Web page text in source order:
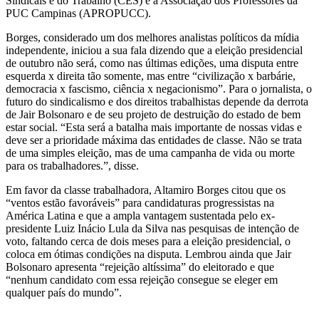
PUC Campinas (APROPUCC).
Borges, considerado um dos melhores analistas políticos da mídia
independente, iniciou a sua fala dizendo que a eleição presidencial
de outubro não será, como nas últimas edições, uma disputa entre
esquerda x direita tão somente, mas entre “civilização x barbárie,
democracia x fascismo, ciência x negacionismo”. Para o jornalista, o
futuro do sindicalismo e dos direitos trabalhistas depende da derrota
de Jair Bolsonaro e de seu projeto de destruição do estado de bem
estar social. “Esta será a batalha mais importante de nossas vidas e
deve ser a prioridade máxima das entidades de classe. Não se trata
de uma simples eleição, mas de uma campanha de vida ou morte
para os trabalhadores.”, disse.
Em favor da classe trabalhadora, Altamiro Borges citou que os
“ventos estão favoráveis” para candidaturas progressistas na
América Latina e que a ampla vantagem sustentada pelo ex-
presidente Luiz Inácio Lula da Silva nas pesquisas de intenção de
voto, faltando cerca de dois meses para a eleição presidencial, o
coloca em ótimas condições na disputa. Lembrou ainda que Jair
Bolsonaro apresenta “rejeição altíssima” do eleitorado e que
“nenhum candidato com essa rejeição consegue se eleger em
qualquer país do mundo”.